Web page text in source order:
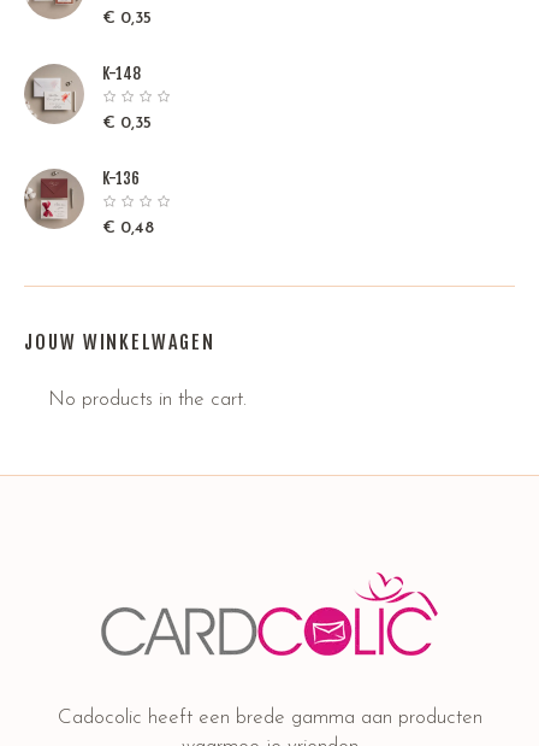
€ 0,35
K-148
€ 0,35
K-136
€ 0,48
JOUW WINKELWAGEN
No products in the cart.
Cadocolic heeft een brede gamma aan producten